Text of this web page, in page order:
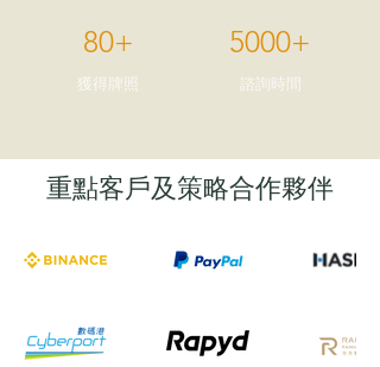
80+
獲得牌照
5000+
諮詢時間
重點客戶及策略合作夥伴